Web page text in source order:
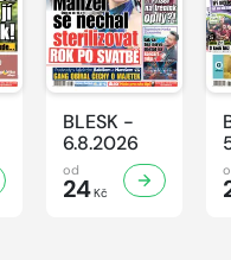
BLESK -
6.8.2026
od
24Kč